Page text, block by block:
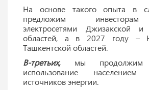
На основе такого опыта в
предложим инвесторам
электросетями Джизакской и
областей, а в 2027 году –
Ташкентской областей.
В-третьих, мы продолжим
использование населением
источников энергии.